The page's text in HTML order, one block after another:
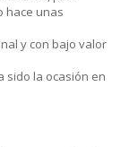
hace unas
y con bajo valor
sido la ocasión en